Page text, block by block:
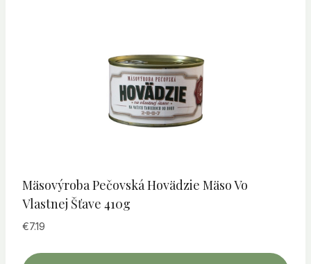
Mäsovýroba Pečovská Hovädzie Mäso Vo
Vlastnej Šťave 410g
€7.19